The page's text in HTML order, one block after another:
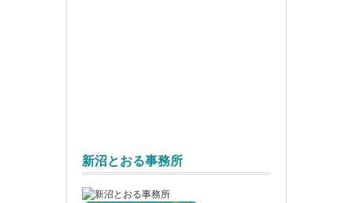
新沼とおる事務所